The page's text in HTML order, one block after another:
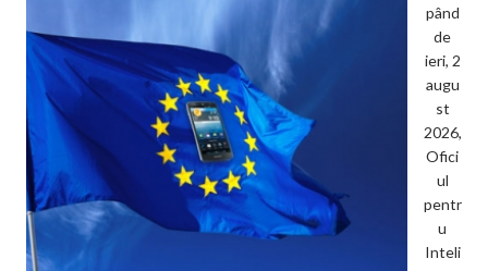
pând
de
ieri, 2
augu
st
2026,
Ofici
ul
pentr
u
Inteli